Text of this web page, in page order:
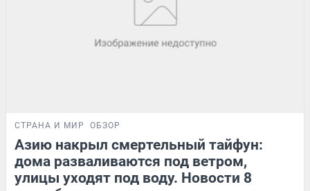
СТРАНА И МИР ОБЗОР
Азию накрыл смертельный тайфун:
дома разваливаются под ветром,
улицы уходят под воду. Новости 8